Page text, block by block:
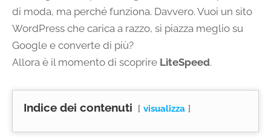
di moda, ma perché funziona. Davvero. Vuoi un sito
WordPress che carica a razzo, si piazza meglio su
Google e converte di più?
Allora è il momento di scoprire LiteSpeed.
Indice dei contenuti visualizza